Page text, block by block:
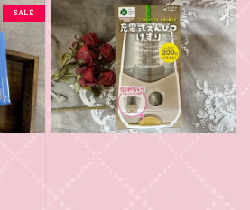
SALE